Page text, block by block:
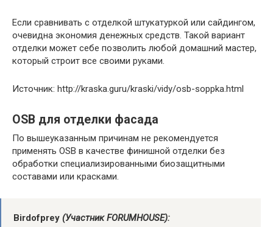
Если сравнивать с отделкой штукатуркой или сайдингом,
очевидна экономия денежных средств. Такой вариант
отделки может себе позволить любой домашний мастер,
который строит все своими руками.
Источник: http://kraska.guru/kraski/vidy/osb-soppka.html
OSB для отделки фасада
По вышеуказанным причинам не рекомендуется
применять OSB в качестве финишной отделки без
обработки специализированными биозащитными
составами или красками.
Birdofprey (Участник FORUMHOUSE):